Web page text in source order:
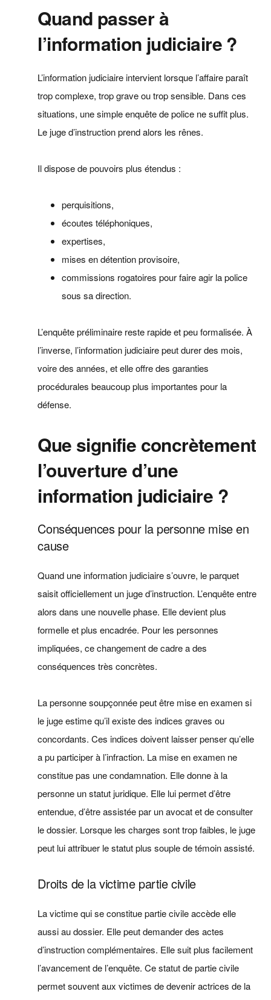
Quand passer à
l’information judiciaire ?
L’information judiciaire intervient lorsque l’affaire paraît
trop complexe, trop grave ou trop sensible. Dans ces
situations, une simple enquête de police ne suffit plus.
Le juge d’instruction prend alors les rênes.
Il dispose de pouvoirs plus étendus :
perquisitions,
écoutes téléphoniques,
expertises,
mises en détention provisoire,
commissions rogatoires pour faire agir la police
sous sa direction.
L’enquête préliminaire reste rapide et peu formalisée. À
l’inverse, l’information judiciaire peut durer des mois,
voire des années, et elle offre des garanties
procédurales beaucoup plus importantes pour la
défense.
Que signifie concrètement
l’ouverture d’une
information judiciaire ?
Conséquences pour la personne mise en
cause
Quand une information judiciaire s’ouvre, le parquet
saisit officiellement un juge d’instruction. L’enquête entre
alors dans une nouvelle phase. Elle devient plus
formelle et plus encadrée. Pour les personnes
impliquées, ce changement de cadre a des
conséquences très concrètes.
La personne soupçonnée peut être mise en examen si
le juge estime qu’il existe des indices graves ou
concordants. Ces indices doivent laisser penser qu’elle
a pu participer à l’infraction. La mise en examen ne
constitue pas une condamnation. Elle donne à la
personne un statut juridique. Elle lui permet d’être
entendue, d’être assistée par un avocat et de consulter
le dossier. Lorsque les charges sont trop faibles, le juge
peut lui attribuer le statut plus souple de témoin assisté.
Droits de la victime partie civile
La victime qui se constitue partie civile accède elle
aussi au dossier. Elle peut demander des actes
d’instruction complémentaires. Elle suit plus facilement
l’avancement de l’enquête. Ce statut de partie civile
permet souvent aux victimes de devenir actrices de la